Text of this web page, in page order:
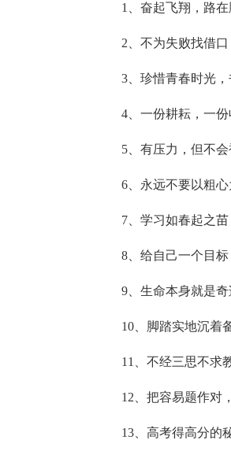
1、奋起飞翔，路在
2、不为失败找借口
3、珍惜青春时光，
4、一份耕耘，一
5、有压力，但不
6、永远不要以粗心
7、学习如春起之
8、给自己一个目标
9、生命本身就是
10、脚踏实地沉着
11、不经三思不求
12、把容易题作对
13、高考得高分的